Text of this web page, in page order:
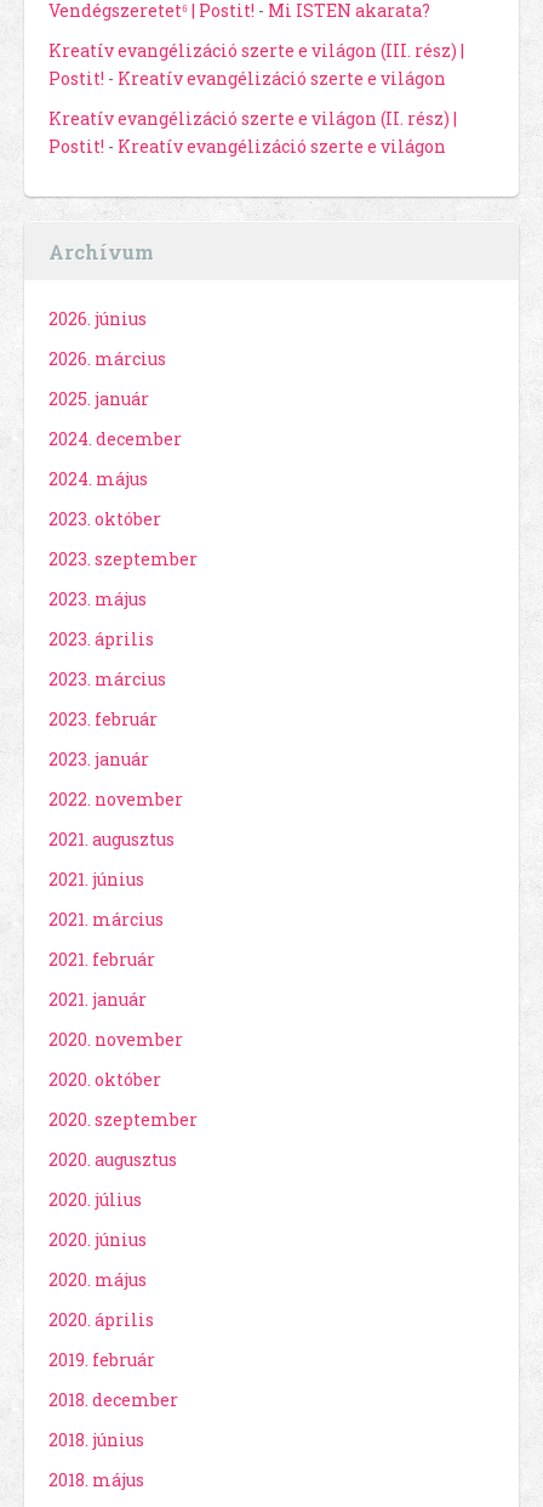
Vendégszeretet⁶ | Postit! - Mi ISTEN akarata?
Kreatív evangélizáció szerte e világon (III. rész) |
Postit! - Kreatív evangélizáció szerte e világon
Kreatív evangélizáció szerte e világon (II. rész) |
Postit! - Kreatív evangélizáció szerte e világon
Archívum
2026. június
2026. március
2025. január
2024. december
2024. május
2023. október
2023. szeptember
2023. május
2023. április
2023. március
2023. február
2023. január
2022. november
2021. augusztus
2021. június
2021. március
2021. február
2021. január
2020. november
2020. október
2020. szeptember
2020. augusztus
2020. július
2020. június
2020. május
2020. április
2019. február
2018. december
2018. június
2018. május